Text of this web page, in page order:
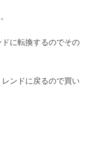
に転換するのでその
ンドに戻るので買い